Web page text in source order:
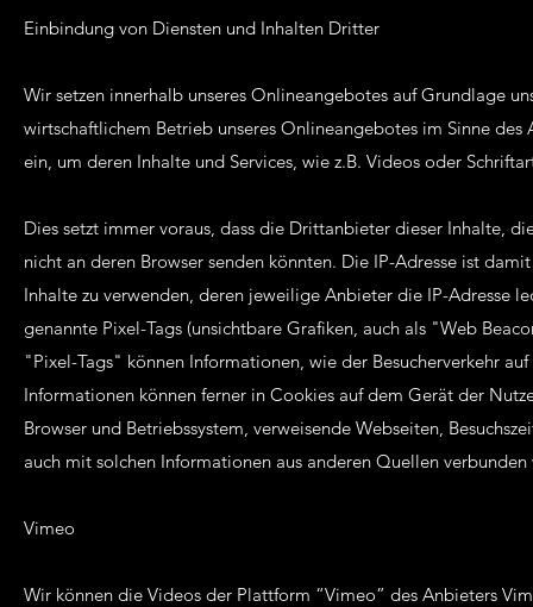
Einbindung von Diensten und Inhalten Dritter
Wir setzen innerhalb unseres Onlineangebotes auf Grundlage
wirtschaftlichem Betrieb unseres Onlineangebotes im Sinne
ein, um deren Inhalte und Services, wie z.B. Videos oder
Dies setzt immer voraus, dass die Drittanbieter dieser Inhalte,
nicht an deren Browser senden könnten. Die IP-Adresse ist
Inhalte zu verwenden, deren jeweilige Anbieter die IP-Adresse
genannte Pixel-Tags (unsichtbare Grafiken, auch als "Web
"Pixel-Tags" können Informationen, wie der Besucherverkehr
Informationen können ferner in Cookies auf dem Gerät der
Browser und Betriebssystem, verweisende Webseiten,
auch mit solchen Informationen aus anderen Quellen verbunden
Vimeo
Wir können die Videos der Plattform “Vimeo” des Anbieters